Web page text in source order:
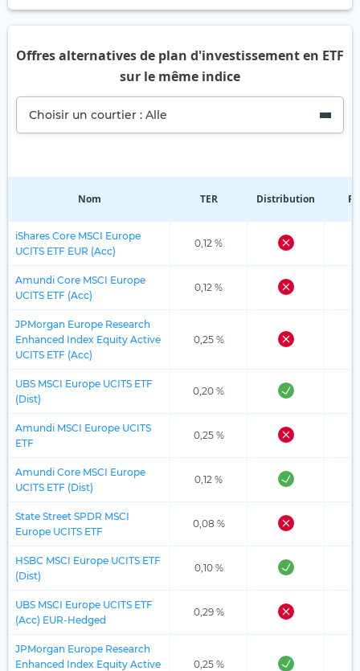
Offres alternatives de plan d'investissement en ETF
sur le même indice
Choisir un courtier : Alle
Nom TER Distribution
iShares Core MSCI Europe
UCITS ETF EUR (Acc)
0,12 %
Amundi Core MSCI Europe
UCITS ETF (Acc)
0,12 %
JPMorgan Europe Research
Enhanced Index Equity Active
UCITS ETF (Acc)
0,25 %
UBS MSCI Europe UCITS ETF
(Dist)
0,20 %
Amundi MSCI Europe UCITS
ETF
0,25 %
Amundi Core MSCI Europe
UCITS ETF (Dist)
0,12 %
State Street SPDR MSCI
Europe UCITS ETF
0,08 %
HSBC MSCI Europe UCITS ETF
(Dist)
0,10 %
UBS MSCI Europe UCITS ETF
(Acc) EUR-Hedged
0,29 %
JPMorgan Europe Research
Enhanced Index Equity Active
0,25 %